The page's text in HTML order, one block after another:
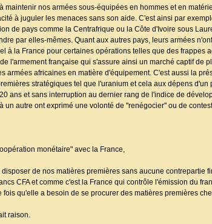
nos armées sous-équipées en hommes et en
à juguler les menaces sans son aide. C'est ainsi par
de pays comme la Centrafrique ou la Côte d'Ivoire sous
par elles-mêmes. Quant aux autres pays, leurs armées
à la France pour certaines opérations telles que des frappes
l'armement française qui s'assure ainsi un marché captif de
armées africaines en matière d'équipement. C'est aussi la
stratégiques tel que l'uranium et cela aux dépens d'un
ans et sans interruption au dernier rang de l'indice de
autre ont exprimé une volonté de ''renégocier'' ou de
monétaire" avec la France,
de nos matières premières sans aucune contrepartie
CFA et comme c'est la France qui contrôle l'émission du
qu'elle a besoin de se procurer des matières premières
raison.